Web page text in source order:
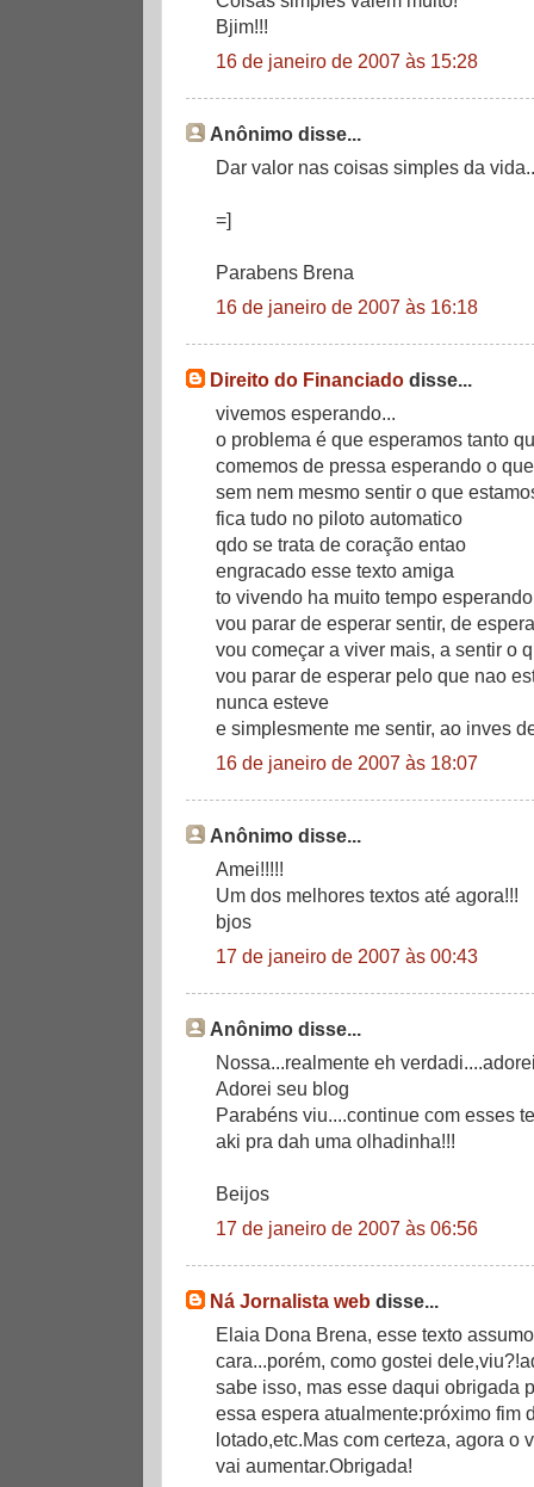
Bjim!!!
16 de janeiro de 2007 às 15:28
Anônimo disse...
Dar valor nas coisas simples da
=]
Parabens Brena
16 de janeiro de 2007 às 16:18
Direito do Financiado disse...
vivemos esperando...
o problema é que esperamos tanto
comemos de pressa esperando o
sem nem mesmo sentir o que
fica tudo no piloto automatico
qdo se trata de coração entao
engracado esse texto amiga
to vivendo ha muito tempo
vou parar de esperar sentir, de
vou começar a viver mais, a sentir o
vou parar de esperar pelo que nao
nunca esteve
e simplesmente me sentir, ao inves
16 de janeiro de 2007 às 18:07
Anônimo disse...
Amei!!!!!
Um dos melhores textos até agora!!!
bjos
17 de janeiro de 2007 às 00:43
Anônimo disse...
Nossa...realmente eh
Adorei seu blog
Parabéns viu....continue com esses
aki pra dah uma olhadinha!!!
Beijos
17 de janeiro de 2007 às 06:56
Ná Jornalista web disse...
Elaia Dona Brena, esse texto
cara...porém, como gostei
sabe isso, mas esse daqui obrigada
essa espera atualmente:próximo fim
lotado,etc.Mas com certeza, agora o
vai aumentar.Obrigada!